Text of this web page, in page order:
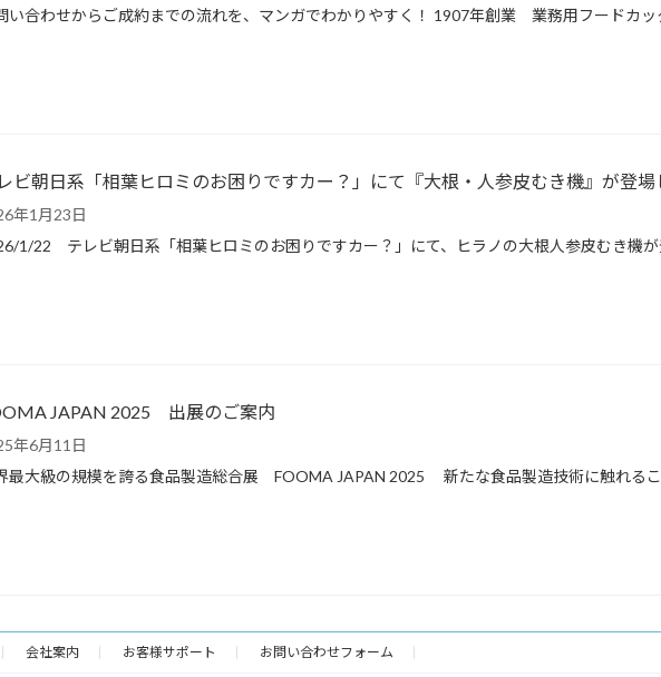
い合わせからご成約までの流れを、マンガでわかりやすく！ 1907年創業 業務用フードカ
ビ朝日系「相葉ヒロミのお困りですカー？」にて『大根・人参皮むき機』が登場
年1月23日
1/22 テレビ朝日系「相葉ヒロミのお困りですカー？」にて、ヒラノの大根人参皮むき機
JAPAN 2025 出展のご案内
年6月11日
最大級の規模を誇る食品製造総合展 FOOMA JAPAN 2025 新たな食品製造技術に触れる
会社案内 お客様サポート お問い合わせフォーム